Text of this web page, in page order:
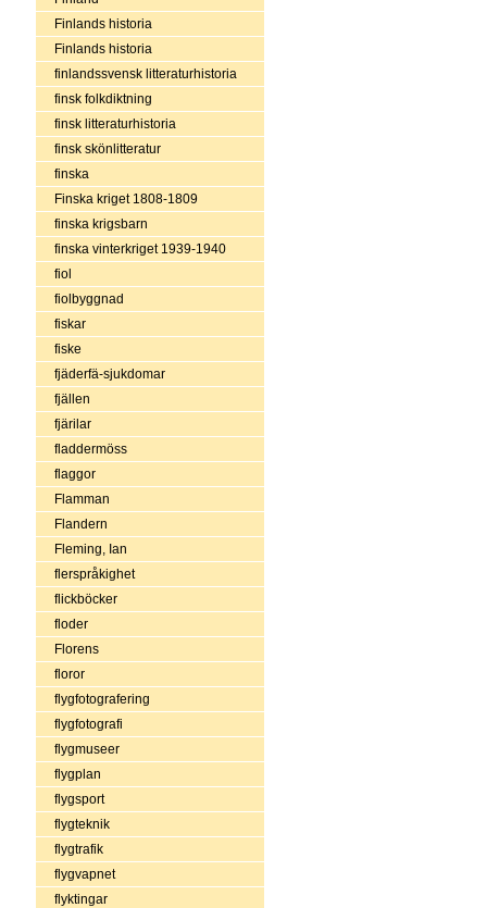
Finlands historia
Finlands historia
finlandssvensk litteraturhistoria
finsk folkdiktning
finsk litteraturhistoria
finsk skönlitteratur
finska
Finska kriget 1808-1809
finska krigsbarn
finska vinterkriget 1939-1940
fiol
fiolbyggnad
fiskar
fiske
fjäderfä-sjukdomar
fjällen
fjärilar
fladdermöss
flaggor
Flamman
Flandern
Fleming, Ian
flerspråkighet
flickböcker
floder
Florens
floror
flygfotografering
flygfotografi
flygmuseer
flygplan
flygsport
flygteknik
flygtrafik
flygvapnet
flyktingar